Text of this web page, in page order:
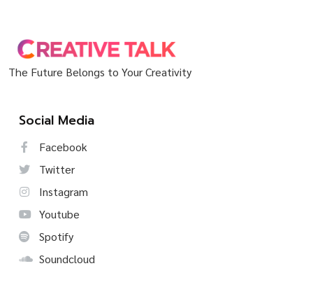
The Future Belongs to Your Creativity
Social Media
Facebook
Twitter
Instagram
Youtube
Spotify
Soundcloud